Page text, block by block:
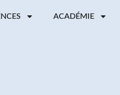
ACADÉMIE